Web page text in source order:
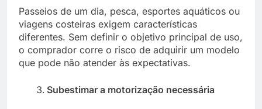
Passeios de um dia, pesca, esportes aquáticos ou
viagens costeiras exigem características
diferentes. Sem definir o objetivo principal de uso,
o comprador corre o risco de adquirir um modelo
que pode não atender às expectativas.
Subestimar a motorização necessária